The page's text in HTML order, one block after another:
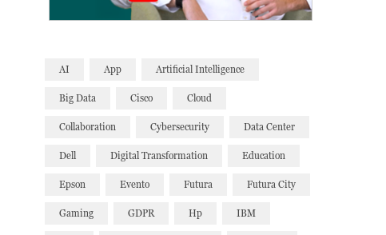
AI App Artificial Intelligence
Big Data Cisco Cloud
Collaboration Cybersecurity Data Center
Dell Digital Transformation Education
Epson Evento Futura Futura City
Gaming GDPR Hp IBM